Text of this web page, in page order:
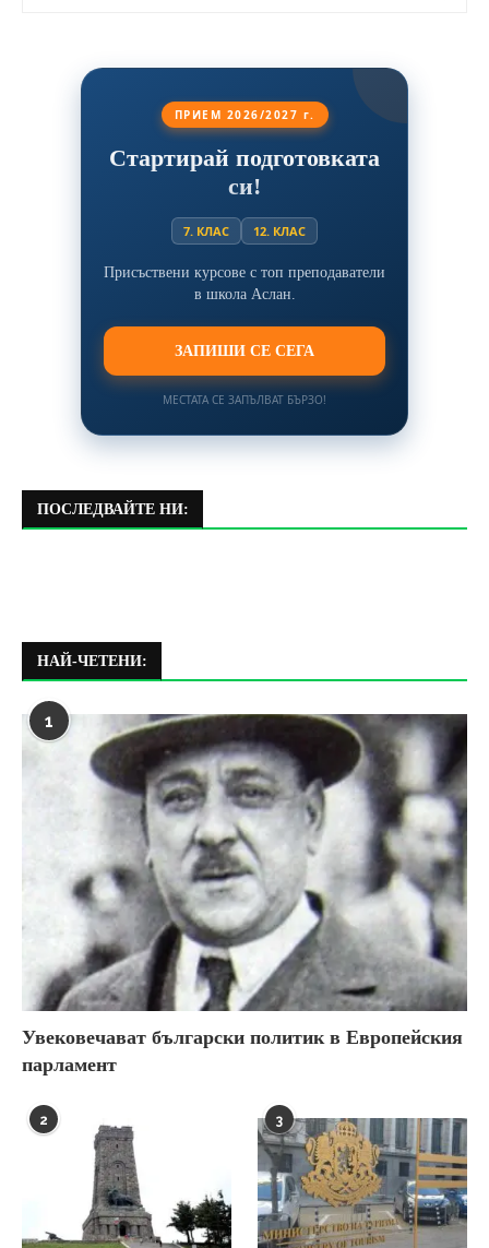
ПРИЕМ 2026/2027 г.
Стартирай подготовката
си!
7. КЛАС 12. КЛАС
Присъствени курсове с топ преподаватели
в школа Аслан.
ЗАПИШИ СЕ СЕГА
МЕСТАТА СЕ ЗАПЪЛВАТ БЪРЗО!
ПОСЛЕДВАЙТЕ НИ:
НАЙ-ЧЕТЕНИ:
1
Увековечават български политик в Европейския
парламент
2 3